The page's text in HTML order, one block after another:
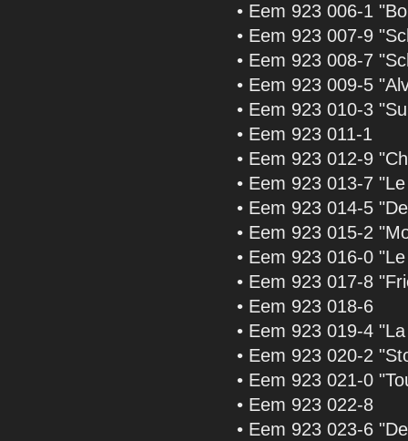
• Eem 923 006-1
• Eem 923 007-9
• Eem 923 008-7
• Eem 923 009-5
• Eem 923 010-3
• Eem 923 011-1
• Eem 923 012-9
• Eem 923 013-7
• Eem 923 014-5
• Eem 923 015-2
• Eem 923 016-0
• Eem 923 017-8
• Eem 923 018-6
• Eem 923 019-4
• Eem 923 020-2
• Eem 923 021-0
• Eem 923 022-8
• Eem 923 023-6